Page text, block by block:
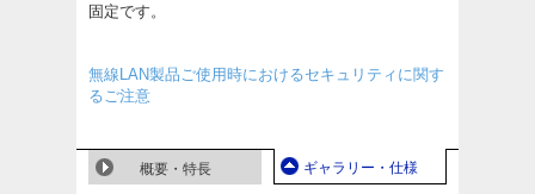
固定です。
無線LAN製品ご使用時におけるセキュリティに関す
るご注意
概要・特長 ギャラリー・仕様